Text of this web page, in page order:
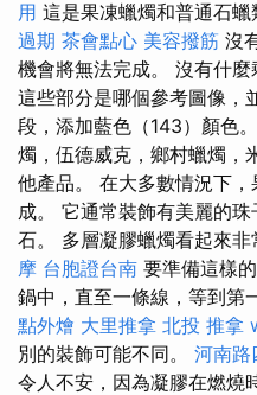
用 這是果凍蠟燭和普通石蠟
過期 茶會點心 美容撥筋 沒
機會將無法完成。 沒有什
這些部分是哪個參考圖像，
段，添加藍色（143）顏色
燭，伍德威克，鄉村蠟燭，
他產品。 在大多數情況下
成。 它通常裝飾有美麗的
石。 多層凝膠蠟燭看起來非
摩 台胞證台南 要準備這樣
鍋中，直至一條線，等到第
點外燴 大里推拿 北投 推拿
別的裝飾可能不同。 河南路
令人不安，因為凝膠在燃燒